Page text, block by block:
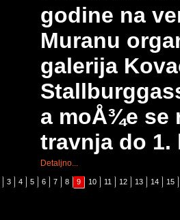
godine na
Muranu
galerija
a moÅ¾e se
travnja do 1.
Detaljno...
3 4 5 6 7 8 9 10 11 12 13 14 15